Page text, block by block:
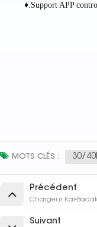
♦.Support APP
MOTS CLÉS : 30/
Précédent
Chargeur Kar-
Suivant